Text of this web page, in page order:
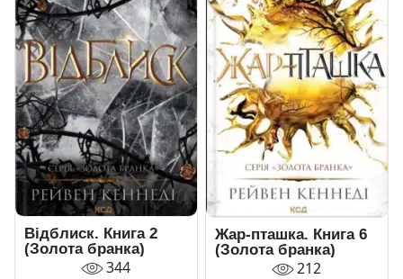
Відблиск. Книга 2
(Золота бранка)
344
Жар-пташка. Книга 6
(Золота бранка)
212